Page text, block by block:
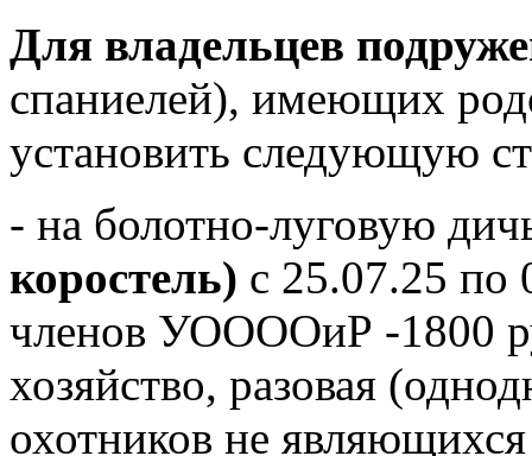
Для владельцев
спаниелей), имеющих
установить следующую
- на болотно-луговую
коростель) с 25.07.25 по
членов УООООиР -1800
хозяйство, разовая
охотников не